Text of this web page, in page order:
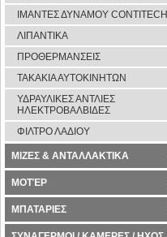
ΙΜΑΝΤΕΣ ΔΥΝΑΜΟΥ CONTITECH
ΛΙΠΑΝΤΙΚΑ
ΠΡΟΘΕΡΜΑΝΣΕΙΣ
ΤΑΚΑΚΙΑ ΑΥΤΟΚΙΝΗΤΩΝ
ΥΔΡΑΥΛΙΚΕΣ ΑΝΤΛΙΕΣ
ΗΛΕΚΤΡΟΒΑΛΒΙΔΕΣ
ΦΙΛΤΡΟ ΛΑΔΙΟΥ
ΜΙΖΕΣ & ΑΝΤΑΛΛΑΚΤΙΚΑ
ΜΟΤΈΡ
ΜΠΑΤΑΡΙΕΣ